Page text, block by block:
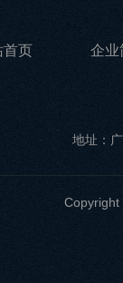
首页 企业
地址：